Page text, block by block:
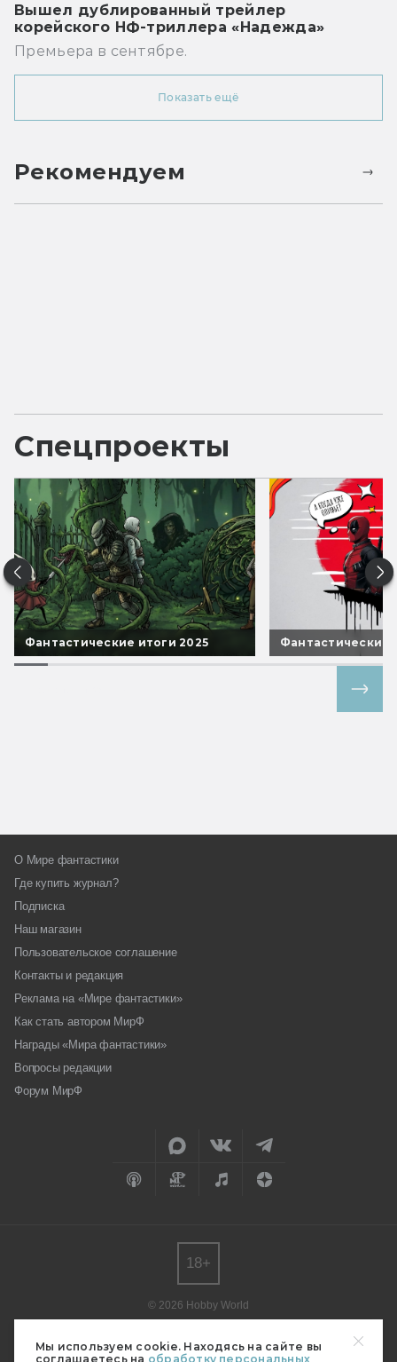
Мы используем cookie. Находясь на сайте вы
соглашаетесь на обработку персональных
Вышел дублированный трейлер
корейского НФ-триллера «Надежда»
Премьера в сентябре.
Показать ещё
Рекомендуем
Спецпроекты
Фантастические итоги 2025 Фантастические
О Мире фантастики
Где купить журнал?
Подписка
Наш магазин
Пользовательское соглашение
Контакты и редакция
Реклама на «Мире фантастики»
Как стать автором МирФ
Награды «Мира фантастики»
Вопросы редакции
Форум МирФ
© 2026 Hobby World
редакции.
18+